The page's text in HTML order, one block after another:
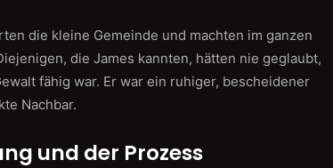
die kleine Gemeinde und machten im ganzen
die James kannten, hätten nie geglaubt,
fähig war. Er war ein ruhiger, bescheidener
Nachbar.
und der Prozess